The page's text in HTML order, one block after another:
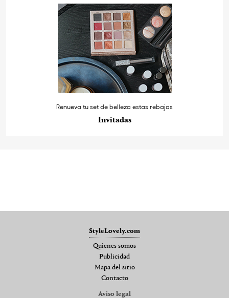
Renueva tu set de belleza estas rebajas
Invitadas
StyleLovely.com
Quienes somos
Publicidad
Mapa del sitio
Contacto
Aviso legal